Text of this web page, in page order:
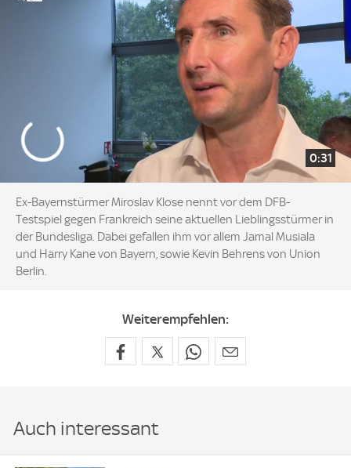
0:31
Ex-Bayernstürmer Miroslav Klose nennt vor dem DFB-
Testspiel gegen Frankreich seine aktuellen Lieblingsstürmer in
der Bundesliga. Dabei gefallen ihm vor allem Jamal Musiala
und Harry Kane von Bayern, sowie Kevin Behrens von Union
Berlin.
Weiterempfehlen:
Auch interessant